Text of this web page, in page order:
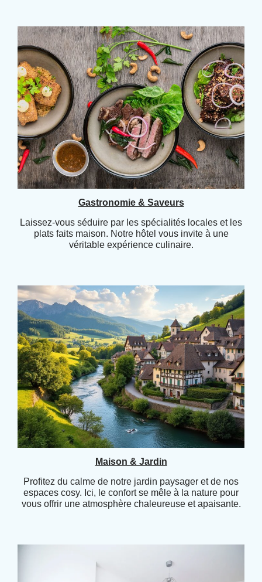
Gastronomie & Saveurs
Laissez-vous séduire par les spécialités locales et les
plats faits maison. Notre hôtel vous invite à une
véritable expérience culinaire.
Maison & Jardin
Profitez du calme de notre jardin paysager et de nos
espaces cosy. Ici, le confort se mêle à la nature pour
vous offrir une atmosphère chaleureuse et apaisante.